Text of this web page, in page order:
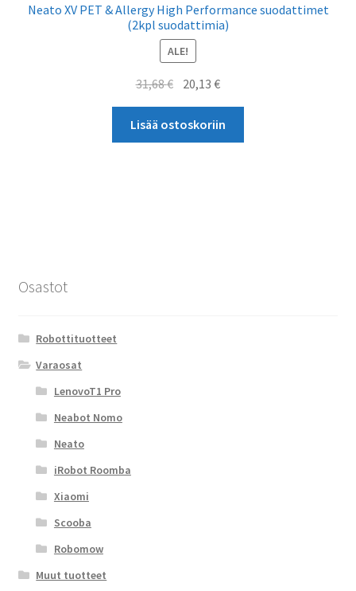
Neato XV PET & Allergy High Performance suodattimet
(2kpl suodattimia)
ALE!
31,68€ Alkuperäinen
oli:
31,68 €.
20,13€Nykyinen
on:
20,13 €.
Lisää ostoskoriin
Osastot
Robottituotteet
Varaosat
LenovoT1 Pro
Neabot Nomo
Neato
iRobot Roomba
Xiaomi
Scooba
Robomow
Muut tuotteet